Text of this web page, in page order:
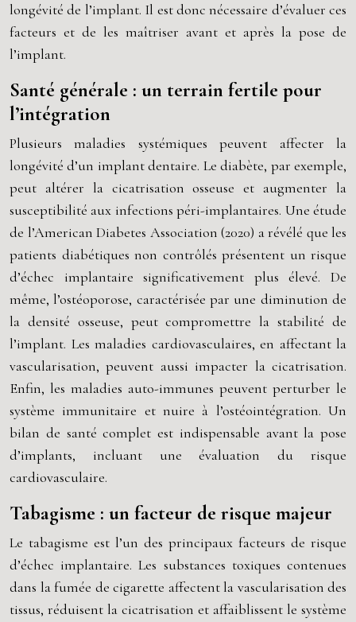
longévité de l’implant. Il est donc nécessaire d’évaluer ces
facteurs et de les maîtriser avant et après la pose de
l’implant.
Santé générale : un terrain fertile pour
l’intégration
Plusieurs maladies systémiques peuvent affecter la
longévité d’un implant dentaire. Le diabète, par exemple,
peut altérer la cicatrisation osseuse et augmenter la
susceptibilité aux infections péri-implantaires. Une étude
de l’American Diabetes Association (2020) a révélé que les
patients diabétiques non contrôlés présentent un risque
d’échec implantaire significativement plus élevé. De
même, l’ostéoporose, caractérisée par une diminution de
la densité osseuse, peut compromettre la stabilité de
l’implant. Les maladies cardiovasculaires, en affectant la
vascularisation, peuvent aussi impacter la cicatrisation.
Enfin, les maladies auto-immunes peuvent perturber le
système immunitaire et nuire à l’ostéointégration. Un
bilan de santé complet est indispensable avant la pose
d’implants, incluant une évaluation du risque
cardiovasculaire.
Tabagisme : un facteur de risque majeur
Le tabagisme est l’un des principaux facteurs de risque
d’échec implantaire. Les substances toxiques contenues
dans la fumée de cigarette affectent la vascularisation des
tissus, réduisent la cicatrisation et affaiblissent le système